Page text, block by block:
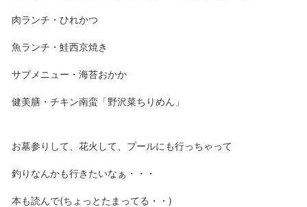
肉ランチ・ひれかつ
魚ランチ・鮭西京焼き
サブメニュー・海苔おかか
健美膳・チキン南蛮「野沢菜ちりめん」
お墓参りして、花火して、プールにも行っちゃって
釣りなんかも行きたいなぁ・・・
本も読んで(ちょっとたまってる・・)